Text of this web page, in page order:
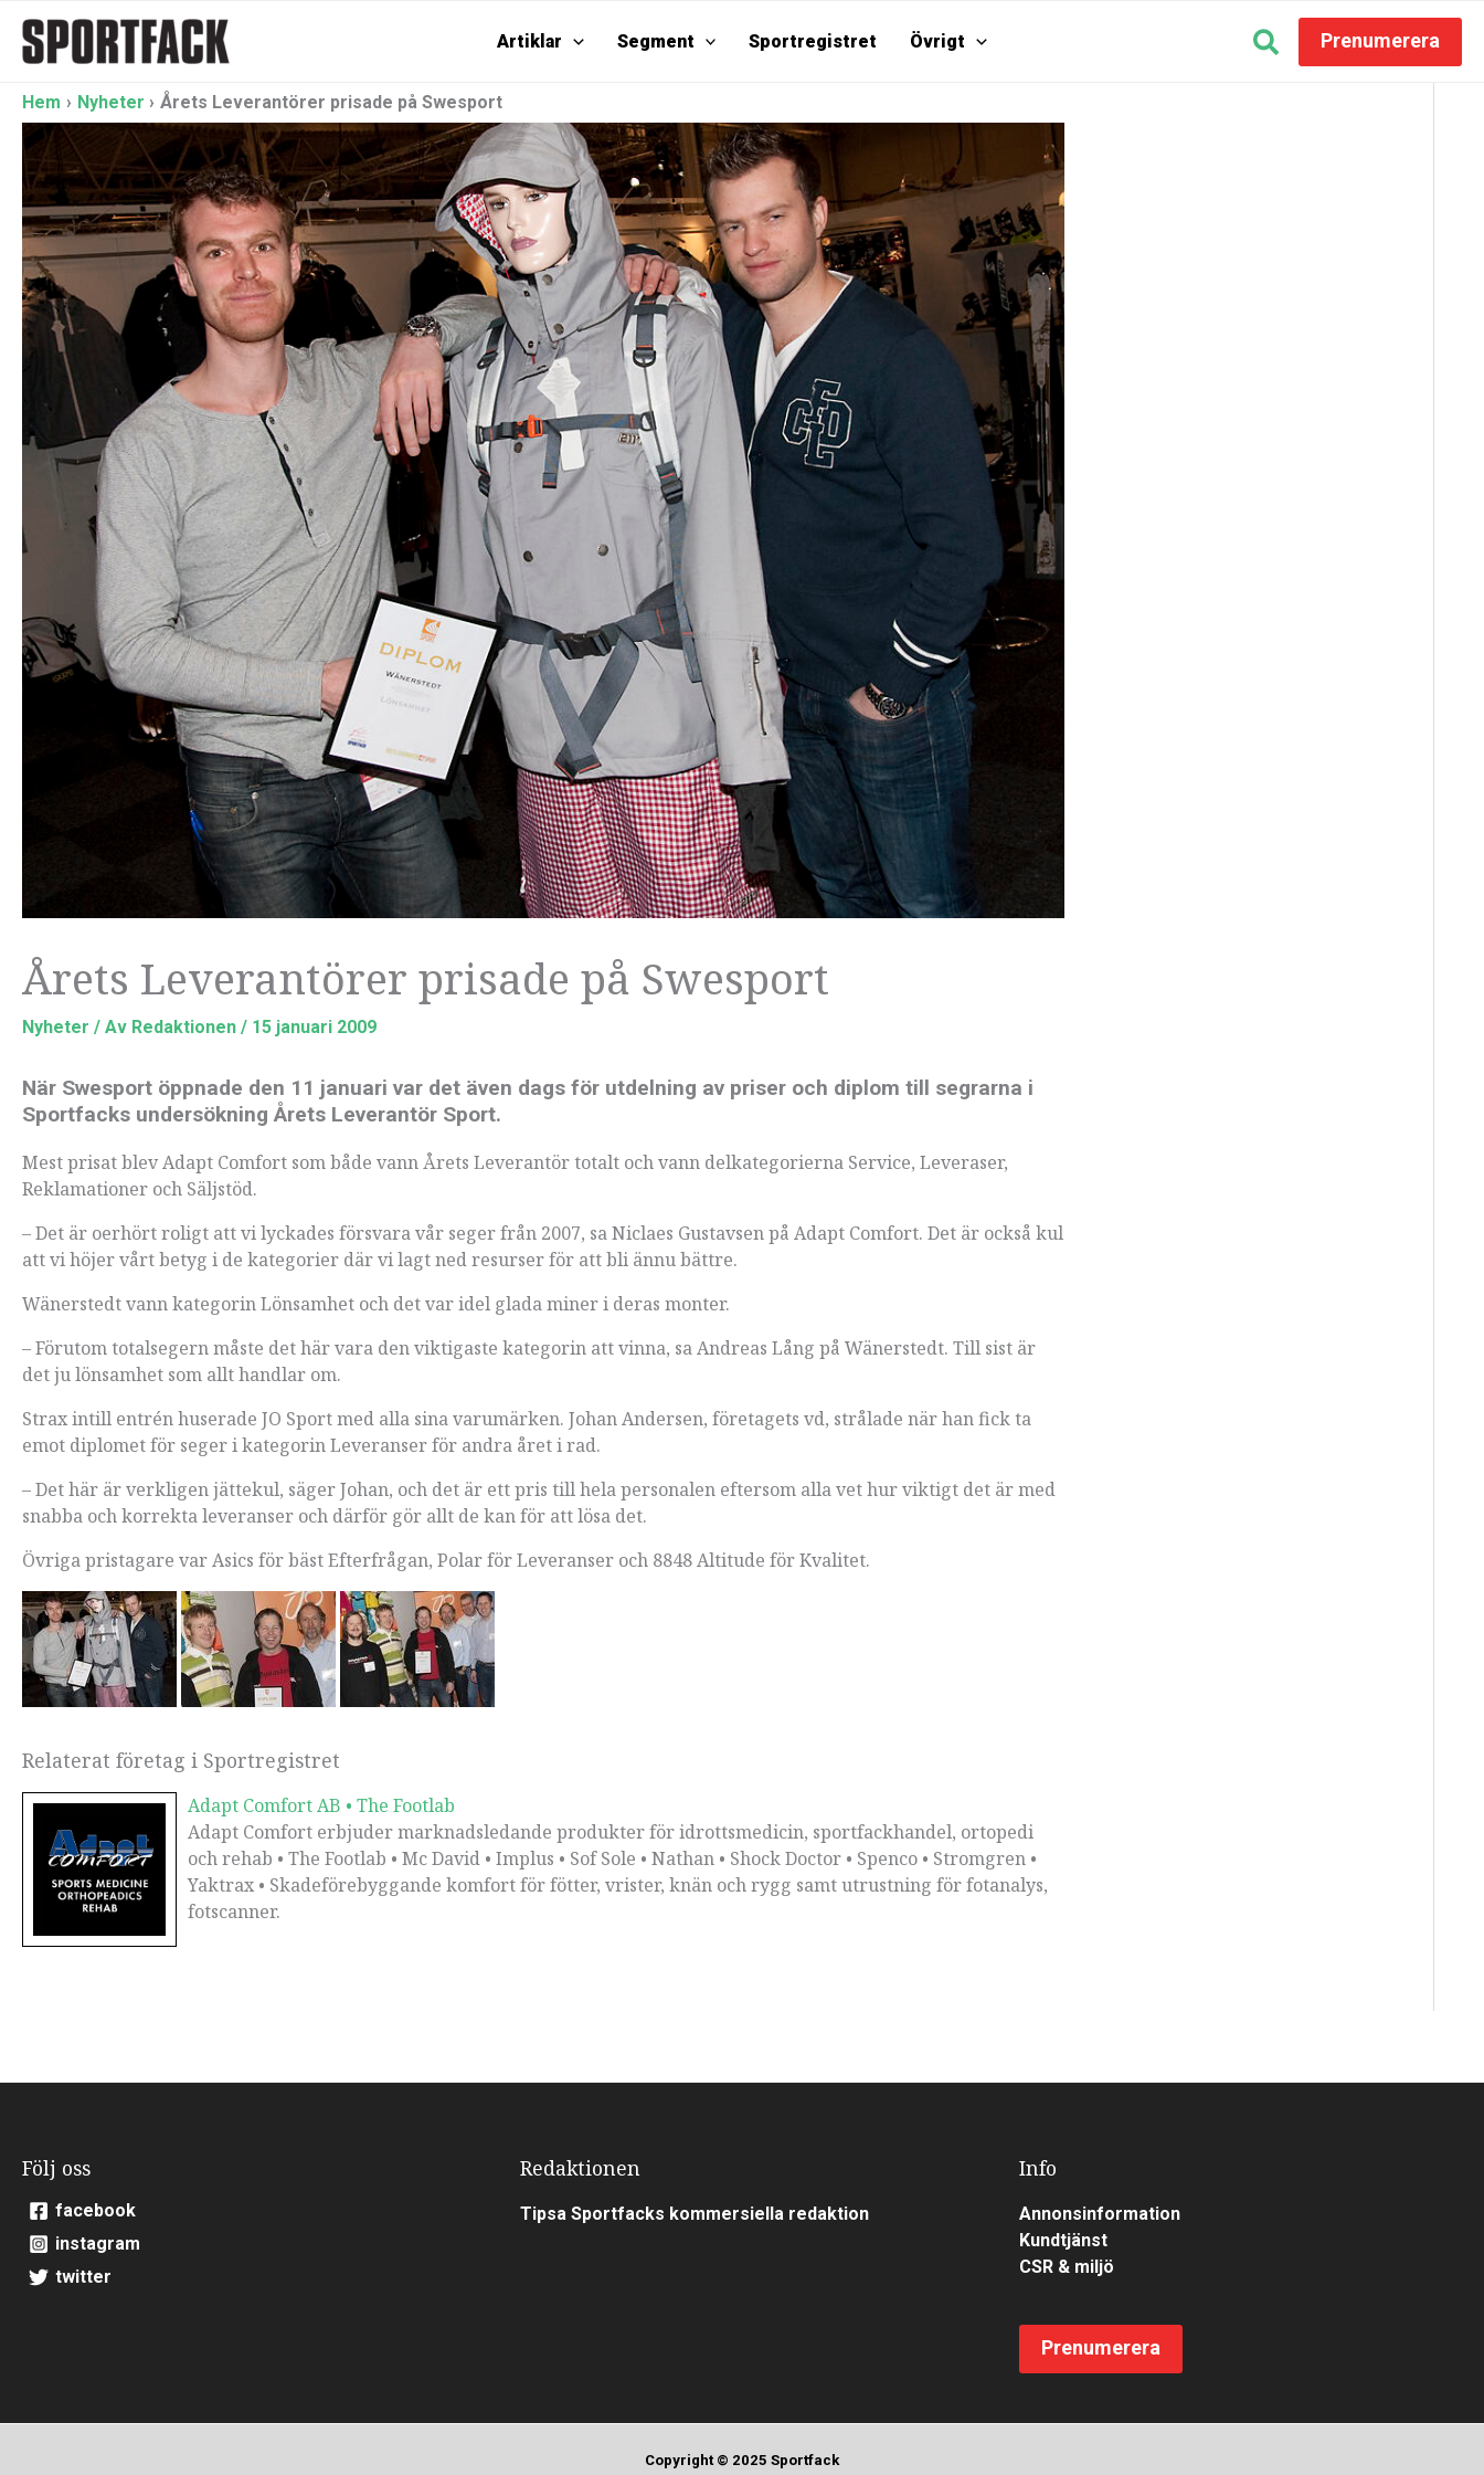
innehåll
Artiklar Segment Sportregistret Övrigt Prenumerera
Hem Nyheter Årets Leverantörer prisade på Swesport
Årets Leverantörer prisade på Swesport
Nyheter / Av Redaktionen / 15 januari 2009
När Swesport öppnade den 11 januari var det även dags för utdelning av priser och diplom till segrarna i
Sportfacks undersökning Årets Leverantör Sport.
Mest prisat blev Adapt Comfort som både vann Årets Leverantör totalt och vann delkategorierna Service, Leveraser,
Reklamationer och Säljstöd.
– Det är oerhört roligt att vi lyckades försvara vår seger från 2007, sa Niclaes Gustavsen på Adapt Comfort. Det är också kul
att vi höjer vårt betyg i de kategorier där vi lagt ned resurser för att bli ännu bättre.
Wänerstedt vann kategorin Lönsamhet och det var idel glada miner i deras monter.
– Förutom totalsegern måste det här vara den viktigaste kategorin att vinna, sa Andreas Lång på Wänerstedt. Till sist är
det ju lönsamhet som allt handlar om.
Strax intill entrén huserade JO Sport med alla sina varumärken. Johan Andersen, företagets vd, strålade när han fick ta
emot diplomet för seger i kategorin Leveranser för andra året i rad.
– Det här är verkligen jättekul, säger Johan, och det är ett pris till hela personalen eftersom alla vet hur viktigt det är med
snabba och korrekta leveranser och därför gör allt de kan för att lösa det.
Övriga pristagare var Asics för bäst Efterfrågan, Polar för Leveranser och 8848 Altitude för Kvalitet.
Relaterat företag i Sportregistret
Adapt Comfort AB • The Footlab
Adapt Comfort erbjuder marknadsledande produkter för idrottsmedicin, sportfackhandel, ortopedi
och rehab • The Footlab • Mc David • Implus • Sof Sole • Nathan • Shock Doctor • Spenco • Stromgren •
Yaktrax • Skadeförebyggande komfort för fötter, vrister, knän och rygg samt utrustning för fotanalys,
fotscanner.
Följ oss
facebook
instagram
twitter
Redaktionen
Tipsa Sportfacks kommersiella redaktion
Info
Annonsinformation
Kundtjänst
CSR & miljö
Prenumerera
Copyright © 2025 Sportfack